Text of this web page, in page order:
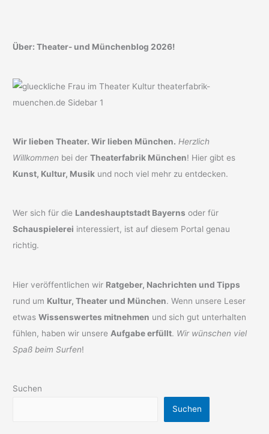
Über: Theater- und Münchenblog 2026!
Wir lieben Theater. Wir lieben München. Herzlich
Willkommen bei derTheaterfabrik München! Hier gibt es
Kunst, Kultur, Musik und noch viel mehr zu entdecken.
Wer sich für die Landeshauptstadt Bayerns oder für
Schauspielerei interessiert, ist auf diesem Portal genau
richtig.
Hier veröffentlichen wir Ratgeber, Nachrichten und Tipps
rund um Kultur, Theater und München. Wenn unsere Leser
etwasWissenswertes mitnehmen und sich gut unterhalten
fühlen, haben wir unsere Aufgabe erfüllt. Wir wünschen viel
Spaß beim Surfen!
Suchen
Suchen